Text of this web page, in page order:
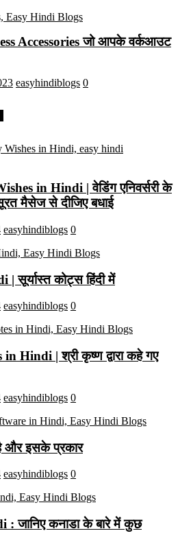
Accessories जो आपके वर्कआउट
easyhindiblogs 0
in Hindi | वेडिंग एनिवर्सरी के
मैसेज से दीजिए बधाई
easyhindiblogs 0
सूर्यास्त कोट्स हिंदी में
easyhindiblogs 0
Hindi | श्री कृष्ण द्वारा कहे गए
easyhindiblogs 0
और इसके प्रकार
easyhindiblogs 0
जानिए कनाडा के बारे में कुछ